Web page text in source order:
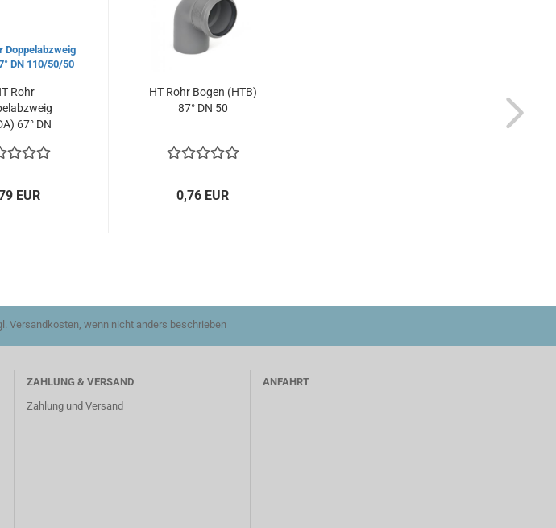
Rohr
67° DN
EUR
HT Rohr Bogen (HTB)
87° DN 50
0,76 EUR
Versandkosten, wenn nicht anders beschrieben
ZAHLUNG & VERSAND
Zahlung und Versand
ANFAHRT